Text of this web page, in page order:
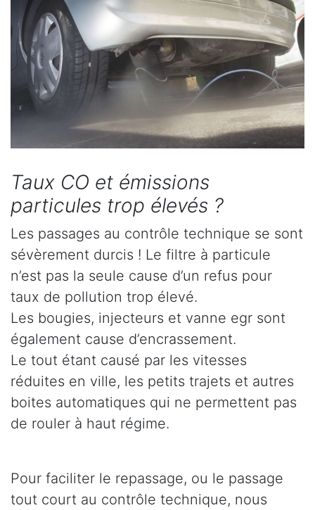
Taux CO et émissions
particules trop élevés ?
Les passages au contrôle technique se sont
sévèrement durcis ! Le filtre à particule
n’est pas la seule cause d’un refus pour
taux de pollution trop élevé.
Les bougies, injecteurs et vanne egr sont
également cause d’encrassement.
Le tout étant causé par les vitesses
réduites en ville, les petits trajets et autres
boites automatiques qui ne permettent pas
de rouler à haut régime.
Pour faciliter le repassage, ou le passage
tout court au contrôle technique, nous